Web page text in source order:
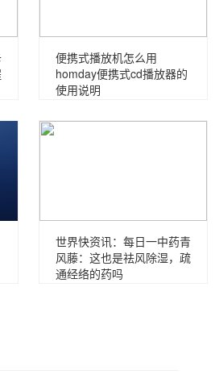
便携式播放机怎么用
homday便携式cd播放器的
使用说明
世界快资讯：每日一中药青
风藤：这也是祛风除湿，疏
通经络的药吗